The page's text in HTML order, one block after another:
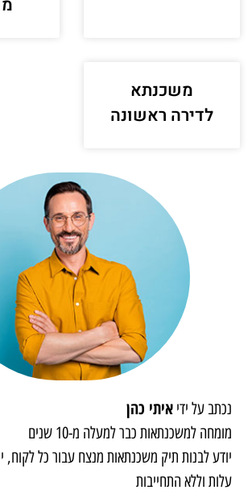
משכנתא
לדירה ראשונה
נכתב על ידי איתי כהן
מומחה למשכנתאות כבר למעלה מ-10 שנים
יודע לבנות תיק משכנתאות מנצח עבור כל לקוח,
עלות וללא התחייבות